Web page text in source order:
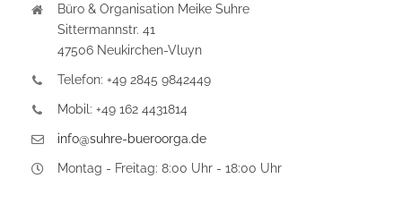
Büro & Organisation Meike Suhre
Sittermannstr. 41
47506 Neukirchen-Vluyn
Telefon: +49 2845 9842449
Mobil: +49 162 4431814
info@suhre-bueroorga.de
Montag - Freitag: 8:00 Uhr - 18:00 Uhr